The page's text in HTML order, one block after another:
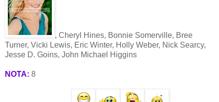
, Cheryl Hines, Bonnie Somerville, Bree
Turner, Vicki Lewis, Eric Winter, Holly Weber, Nick Searcy,
Jesse D. Goins, John Michael Higgins
NOTA: 8